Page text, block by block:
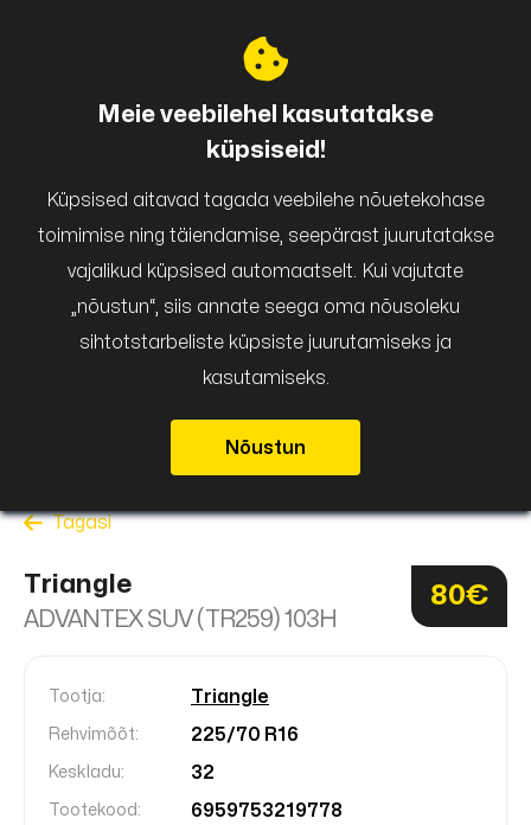
Tagasi
Triangle
ADVANTEX SUV (TR259) 103H
80€
Tootja: Triangle
Rehvimõõt: 225/70 R16
Keskladu: 32
Tootekood: 6959753219778
Meie veebilehel kasutatakse
küpsiseid!
Küpsised aitavad tagada veebilehe nõuetekohase
toimimise ning täiendamise, seepärast juurutatakse
vajalikud küpsised automaatselt. Kui vajutate
„nõustun“, siis annate seega oma nõusoleku
sihtotstarbeliste küpsiste juurutamiseks ja
kasutamiseks.
Nõustun